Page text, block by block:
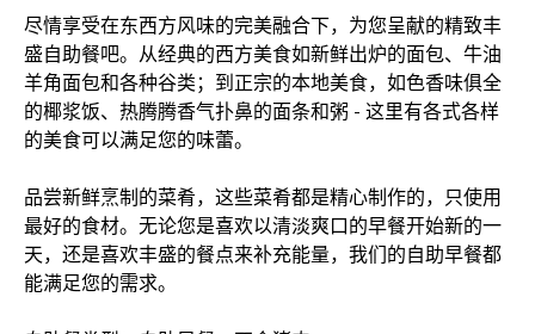
尽情享受在东西方风味的完美融合下，为您呈献的精致丰
盛自助餐吧。从经典的西方美食如新鲜出炉的面包、牛油
羊角面包和各种谷类；到正宗的本地美食，如色香味俱全
的椰浆饭、热腾腾香气扑鼻的面条和粥 - 这里有各式各样
的美食可以满足您的味蕾。
品尝新鲜烹制的菜肴，这些菜肴都是精心制作的，只使用
最好的食材。无论您是喜欢以清淡爽口的早餐开始新的一
天，还是喜欢丰盛的餐点来补充能量，我们的自助早餐都
能满足您的需求。